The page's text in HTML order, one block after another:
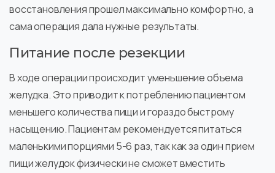
восстановления прошел максимально комфортно, а
сама операция дала нужные результаты.
Питание после резекции
В ходе операции происходит уменьшение объема
желудка. Это приводит к потреблению пациентом
меньшего количества пищи и гораздо быстрому
насыщению. Пациентам рекомендуется питаться
маленькими порциями 5-6 раз, так как за один прием
пищи желудок физически не сможет вместить